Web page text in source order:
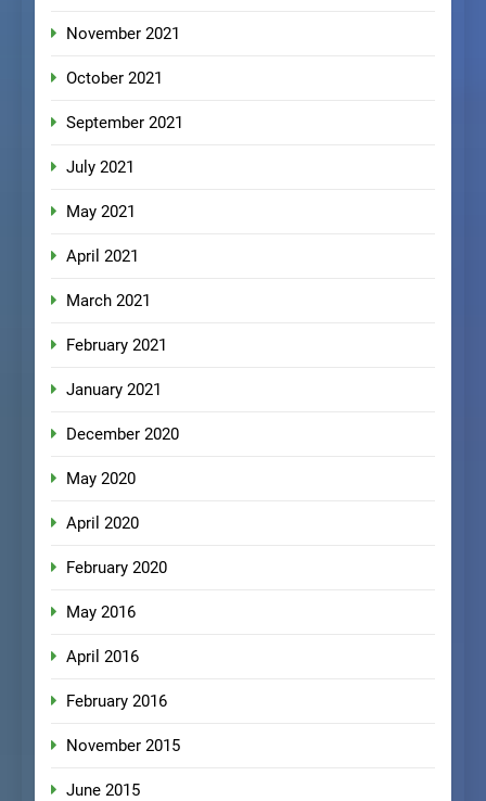
November 2021
October 2021
September 2021
July 2021
May 2021
April 2021
March 2021
February 2021
January 2021
December 2020
May 2020
April 2020
February 2020
May 2016
April 2016
February 2016
November 2015
June 2015